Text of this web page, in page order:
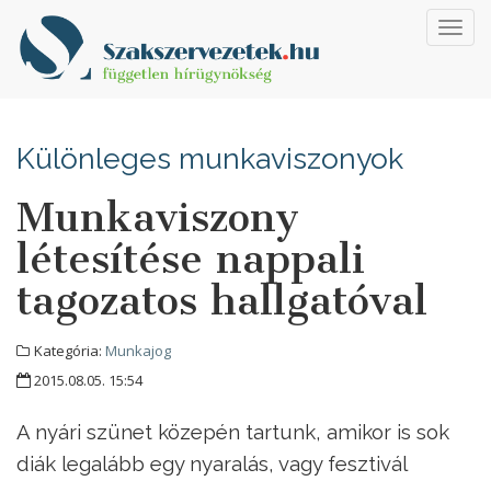
Különleges munkaviszonyok
Munkaviszony
létesítése nappali
tagozatos hallgatóval
Kategória: Munkajog
2015.08.05. 15:54
A nyári szünet közepén tartunk, amikor is sok
diák legalább egy nyaralás, vagy fesztivál